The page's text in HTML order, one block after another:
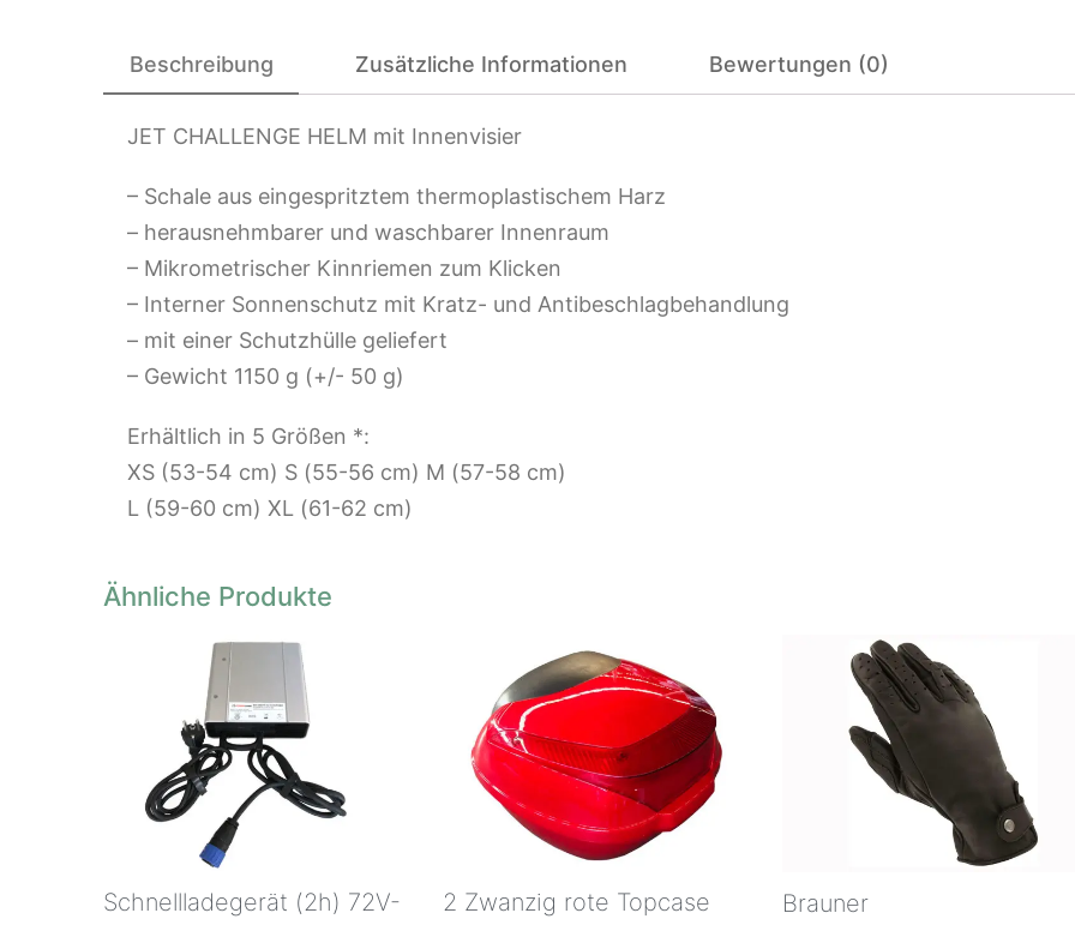
Beschreibung Zusätzliche Informationen Bewertungen (0)
JET CHALLENGE HELM mit Innenvisier
– Schale aus eingespritztem thermoplastischem Harz
– herausnehmbarer und waschbarer Innenraum
– Mikrometrischer Kinnriemen zum Klicken
– Interner Sonnenschutz mit Kratz- und Antibeschlagbehandlung
– mit einer Schutzhülle geliefert
– Gewicht 1150 g (+/- 50 g)
Erhältlich in 5 Größen *:
XS (53-54 cm) S (55-56 cm) M (57-58 cm)
L (59-60 cm) XL (61-62 cm)
Ähnliche Produkte
Schnellladegerät (2h) 72V- 2 Zwanzig rote Topcase Brauner